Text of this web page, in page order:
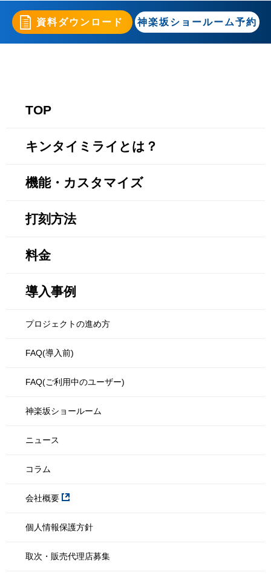
資料ダウンロード 神楽坂ショールーム予約
TOP
キンタイミライとは？
機能・カスタマイズ
打刻方法
料金
導入事例
プロジェクトの進め方
FAQ(導入前)
FAQ(ご利用中のユーザー)
神楽坂ショールーム
ニュース
コラム
会社概要
個人情報保護方針
取次・販売代理店募集